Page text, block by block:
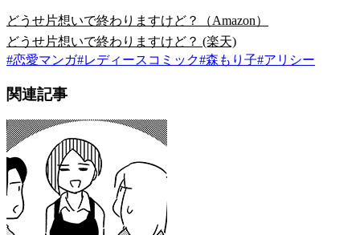
どうせ片想いで終わりますけど？（Amazon）
どうせ片想いで終わりますけど？ (楽天)
#恋愛マンガ#レディースコミック#森もり子#アリシー
関連記事